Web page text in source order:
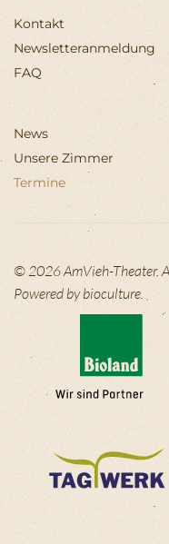
Kontakt
Newsletteranmeldung
FAQ
News
Unsere Zimmer
Termine
© 2026AmVieh-Theater.
Powered bybioculture